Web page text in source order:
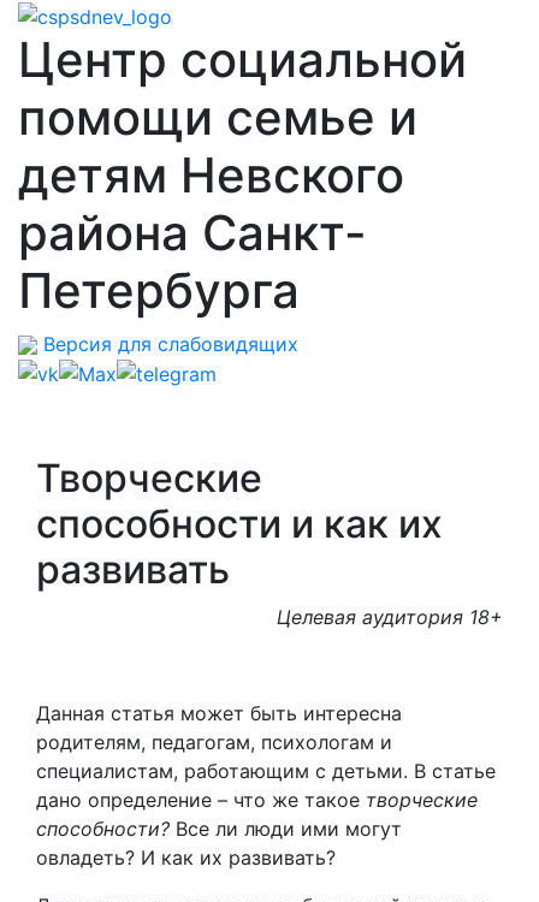
Центр социальной
помощи семье и
детям Невского
района Санкт-
Петербурга
Версия для слабовидящих
Творческие
способности и как их
развивать
Целевая аудитория 18+
Данная статья может быть интересна
родителям, педагогам, психологам и
специалистам, работающим с детьми. В статье
дано определение – что же такое творческие
способности? Все ли люди ими могут
овладеть? И как их развивать?